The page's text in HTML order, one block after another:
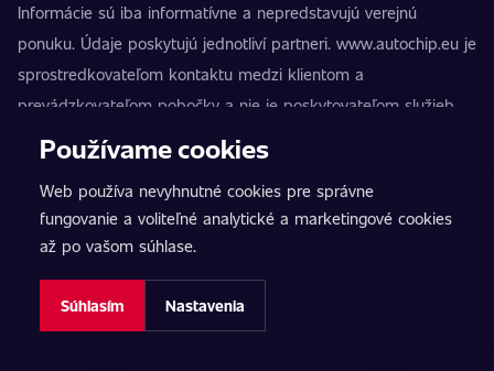
Informácie sú iba informatívne a nepredstavujú verejnú
ponuku. Údaje poskytujú jednotliví partneri. www.autochip.eu je
sprostredkovateľom kontaktu medzi klientom a
prevádzkovateľom pobočky a nie je poskytovateľom služieb.
AutoChip® je registrovaná ochranná známka Petra Kučeru.
technickej nespôsobilosti vozidla na premávku na pozemných
komunikáciách. Presné informácie vždy poskytuje konkrétny
prevádzkovateľ pobočky.
Nastavenie cookies
Používame cookies
Web používa nevyhnutné cookies pre správne
fungovanie a voliteľné analytické a marketingové cookies
až po vašom súhlase.
Súhlasím Nastavenia